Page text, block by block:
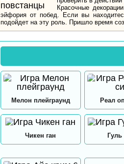
Красочные
эйфория от побед. Если вы
подойдет на эту роль. Пришло время
Мелон плейграунд Реал
Чикен ган
Гуль